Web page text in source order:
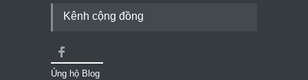
Kênh cộng đồng
Ủng hộ Blog